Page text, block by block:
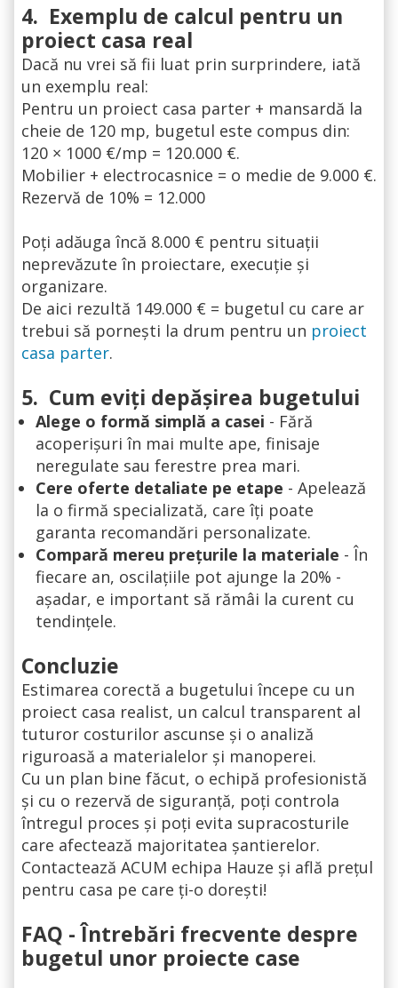
4. Exemplu de calcul pentru un
proiect casa real
Dacă nu vrei să fii luat prin surprindere, iată
un exemplu real:
Pentru un proiect casa parter + mansardă la
cheie de 120 mp, bugetul este compus din:
120 × 1000 €/mp = 120.000 €.
Mobilier + electrocasnice = o medie de 9.000 €.
Rezervă de 10% = 12.000
Poți adăuga încă 8.000 € pentru situații
neprevăzute în proiectare, execuție și
organizare.
De aici rezultă 149.000 € = bugetul cu care ar
trebui să pornești la drum pentru un proiect
casa parter.
5. Cum eviți depășirea bugetului
Alege o formă simplă a casei - Fără
acoperișuri în mai multe ape, finisaje
neregulate sau ferestre prea mari.
Cere oferte detaliate pe etape - Apelează
la o firmă specializată, care îți poate
garanta recomandări personalizate.
Compară mereu prețurile la materiale - În
fiecare an, oscilațiile pot ajunge la 20% -
așadar, e important să rămâi la curent cu
tendințele.
Concluzie
Estimarea corectă a bugetului începe cu un
proiect casa realist, un calcul transparent al
tuturor costurilor ascunse și o analiză
riguroasă a materialelor și manoperei.
Cu un plan bine făcut, o echipă profesionistă
și cu o rezervă de siguranță, poți controla
întregul proces și poți evita supracosturile
care afectează majoritatea șantierelor.
Contactează ACUM echipa Hauze și află prețul
pentru casa pe care ți-o dorești!
FAQ - Întrebări frecvente despre
bugetul unor proiecte case